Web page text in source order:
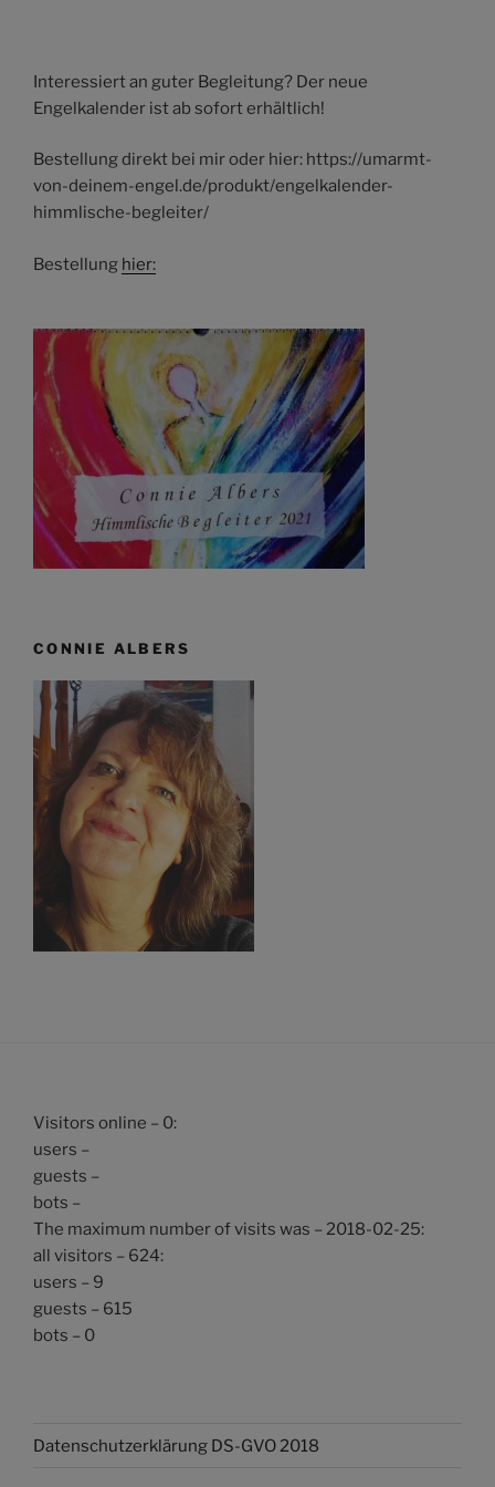
Interessiert an guter Begleitung? Der neue
Engelkalender ist ab sofort erhältlich!
Bestellung direkt bei mir oder hier: https://umarmt-
von-deinem-engel.de/produkt/engelkalender-
himmlische-begleiter/
Bestellung hier:
CONNIE ALBERS
Visitors online – 0:
users –
guests –
bots –
The maximum number of visits was – 2018-02-25:
all visitors – 624:
users – 9
guests – 615
bots – 0
Datenschutzerklärung DS-GVO 2018